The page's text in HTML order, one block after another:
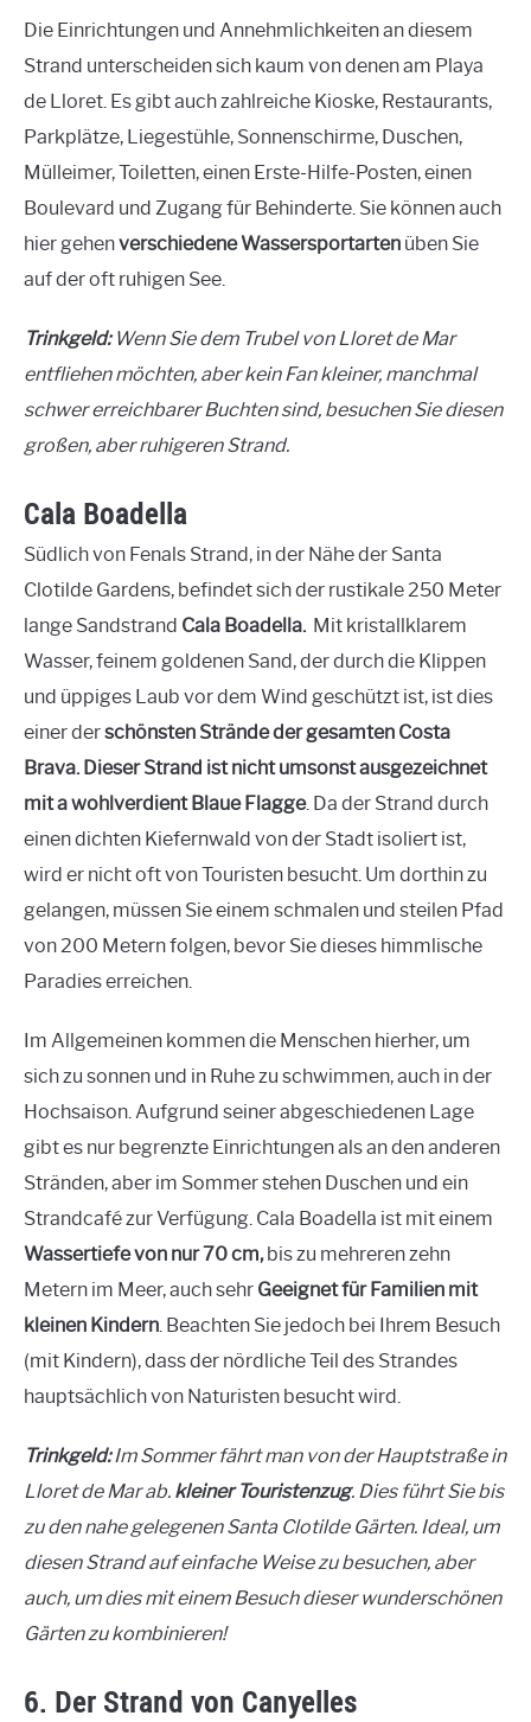
Die Einrichtungen und Annehmlichkeiten an diesem
Strand unterscheiden sich kaum von denen am Playa
de Lloret. Es gibt auch zahlreiche Kioske, Restaurants,
Parkplätze, Liegestühle, Sonnenschirme, Duschen,
Mülleimer, Toiletten, einen Erste-Hilfe-Posten, einen
Boulevard und Zugang für Behinderte. Sie können auch
hier gehenverschiedene Wassersportarten üben Sie
auf der oft ruhigen See.
Trinkgeld:Wenn Sie dem Trubel von Lloret de Mar
entfliehen möchten, aber kein Fan kleiner, manchmal
schwer erreichbarer Buchten sind, besuchen Sie diesen
großen, aber ruhigeren Strand.
Cala Boadella
Südlich von Fenals Strand, in der Nähe der Santa
Clotilde Gardens, befindet sich der rustikale 250 Meter
lange Sandstrand Cala Boadella. Mit kristallklarem
Wasser, feinem goldenen Sand, der durch die Klippen
und üppiges Laub vor dem Wind geschützt ist, ist dies
einer derschönsten Strände der gesamten Costa
Brava. Dieser Strand ist nicht umsonstausgezeichnet
mit awohlverdient Blaue Flagge. Da der Strand durch
einen dichten Kiefernwald von der Stadt isoliert ist,
wird er nicht oft von Touristen besucht. Um dorthin zu
gelangen, müssen Sie einem schmalen und steilen Pfad
von 200 Metern folgen, bevor Sie dieses himmlische
Paradies erreichen.
Im Allgemeinen kommen die Menschen hierher, um
sich zu sonnen und in Ruhe zu schwimmen, auch in der
Hochsaison. Aufgrund seiner abgeschiedenen Lage
gibt es nur begrenzte Einrichtungen als an den anderen
Stränden, aber im Sommer stehen Duschen und ein
Strandcafé zur Verfügung. Cala Boadella ist mit einem
Wassertiefe von nur 70 cm,bis zu mehreren zehn
Metern im Meer, auch sehr Geeignet für Familien mit
kleinen Kindern. Beachten Sie jedoch bei Ihrem Besuch
(mit Kindern), dass der nördliche Teil des Strandes
hauptsächlich von Naturisten besucht wird.
Trinkgeld:Im Sommer fährt man von der Hauptstraße in
Lloret de Mar ab. kleiner Touristenzug. Dies führt Sie bis
zu den nahe gelegenen Santa Clotilde Gärten. Ideal, um
diesen Strand auf einfache Weise zu besuchen, aber
auch, um dies mit einem Besuch dieser wunderschönen
Gärten zu kombinieren!
6. Der Strand von Canyelles